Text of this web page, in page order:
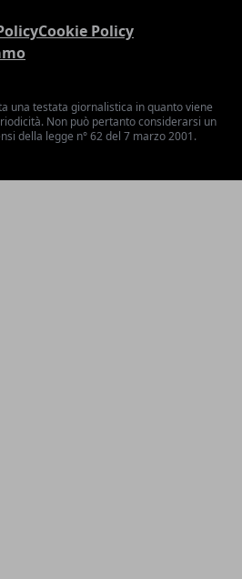
Cookie Policy
una testata giornalistica in quanto viene
Non può pertanto considerarsi un
della legge n° 62 del 7 marzo 2001.